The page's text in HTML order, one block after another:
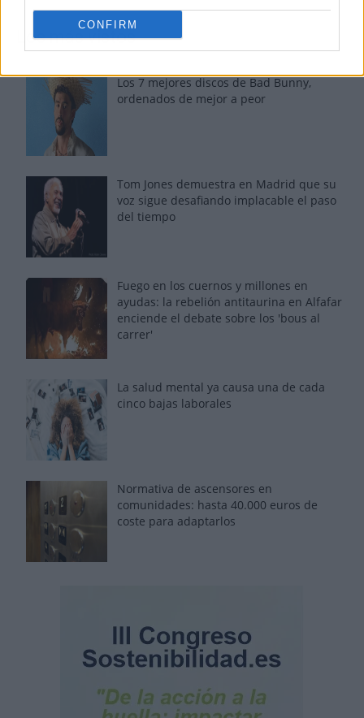
CONFIRM
Los más vistos
Los 7 mejores discos de Bad Bunny,
ordenados de mejor a peor
Tom Jones demuestra en Madrid que su
voz sigue desafiando implacable el paso
del tiempo
Fuego en los cuernos y millones en
ayudas: la rebelión antitaurina en Alfafar
enciende el debate sobre los 'bous al
carrer'
La salud mental ya causa una de cada
cinco bajas laborales
Normativa de ascensores en
comunidades: hasta 40.000 euros de
coste para adaptarlos